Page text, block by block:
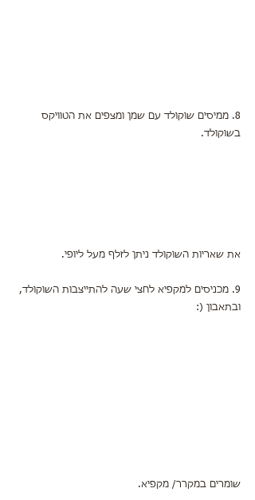
8. ממיסים שוקולד עם שמן ומצפים את הטוויקס
בשוקולד.
את שאריות השוקולד ניתן לזלף מעל ליופי.
9. מכניסים למקפיא לחצי שעה להתייצבות השוקולד,
ובתאבון (:
שומרים במקרר/ מקפיא.